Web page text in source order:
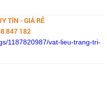
TÍN - GIÁ RẺ
847 182
1187820987/vat-lieu-trang-tri-